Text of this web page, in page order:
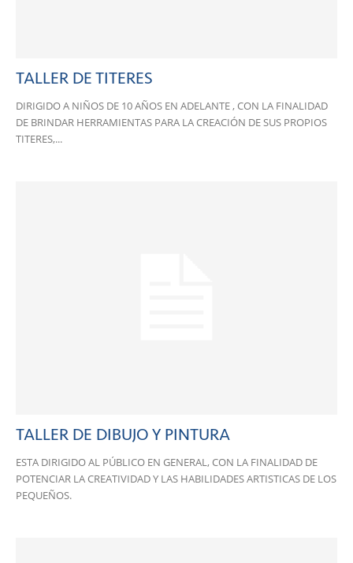
TALLER DE TITERES
DIRIGIDO A NIÑOS DE 10 AÑOS EN ADELANTE , CON LA FINALIDAD
DE BRINDAR HERRAMIENTAS PARA LA CREACIÓN DE SUS PROPIOS
TITERES,...
TALLER DE DIBUJO Y PINTURA
ESTA DIRIGIDO AL PÚBLICO EN GENERAL, CON LA FINALIDAD DE
POTENCIAR LA CREATIVIDAD Y LAS HABILIDADES ARTISTICAS DE LOS
PEQUEÑOS.